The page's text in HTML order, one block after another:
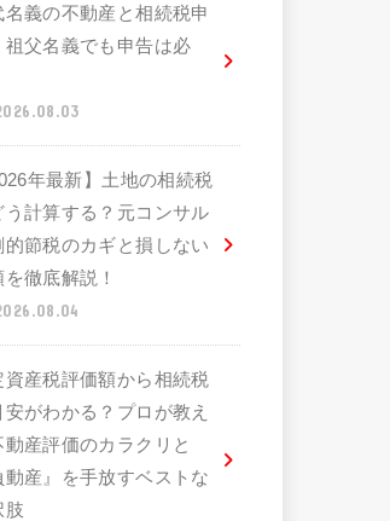
名義の不動産と相続税申
祖父名義でも申告は必
年最新】土地の相続税
う計算する？元コンサル
的節税のカギと損しない
を徹底解説！
資産税評価額から相続税
安がわかる？プロが教え
動産評価のカラクリと
動産』を手放すベストな
肢